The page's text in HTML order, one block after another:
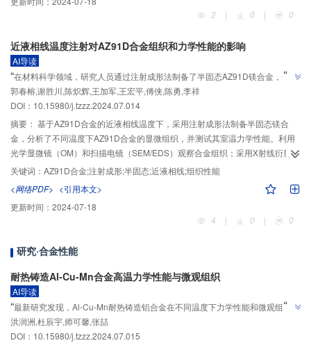
2
| 0 | 0
近液相线温度注射对AZ91D合金组织和力学性能的影响
AI导读
“在材料科学领域，研究人员通过注射成形法制备了半固态AZ91D镁合金，分析
了其显微组织和力学性能，为提高镁合金应用性能提供了新途径。
”
郭春榕,谢胜川,陈炽辉,王加军,王宏平,傅侠,陈勇,李祥
DOI：10.15980/j.tzzz.2024.07.014
摘要： 基于AZ91D合金的近液相线温度下，采用注射成形法制备半固态镁合
金，分析了不同温度下AZ91D合金的显微组织，并测试其室温力学性能。利用
光学显微镜（OM）和扫描电镜（SEM/EDS）观察合金组织；采用X射线衍射仪
（XRD）进行相组成分析。结果表明，AZ91D合金主要由α-Mg基体、β-Mg
12
相组成；注射温度为595 ℃和600 ℃有利于获得精细且弥散分布的初生球
状晶；595 ℃和600 ℃注射成形的AZ91D合金力学性能最优，抗拉强度、屈服
强度、伸长率分别为274 MPa、163 MPa、8.4%和269 MPa、162 MPa、
关键词： AZ91D合金;注射成形;半固态;近液相线;组织性能
<网络PDF> <引用本文>
更新时间： 2024-07-18
4
| 0 | 0
研究·合金性能
耐热铸造Al-Cu-Mn合金高温力学性能与微观组织
AI导读
“最新研究发现，Al-Cu-Mn耐热铸造铝合金在不同温度下力学性能和微观组织变
化显著，为高温应用提供重要参考。
”
洪润洲,杜辰宇,师可馨,张喆
DOI：10.15980/j.tzzz.2024.07.015